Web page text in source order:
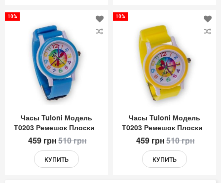
10%
Добавить
Часы Tuloni Модель
T0203 Ремешок Плоский
Цвет Голубой
459 грн510 грн
КУПИТЬ
10%
Часы Tuloni Модель
T0203 Ремешок Плоский
Цвет Желтый
459 грн510 грн
КУПИТЬ